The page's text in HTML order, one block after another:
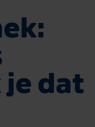
je dat